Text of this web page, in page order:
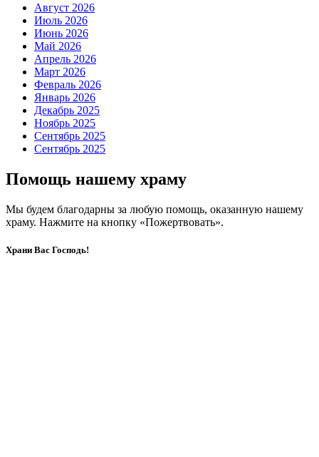
Август 2026
Июль 2026
Июнь 2026
Май 2026
Апрель 2026
Март 2026
Февраль 2026
Январь 2026
Декабрь 2025
Ноябрь 2025
Сентябрь 2025
Сентябрь 2025
Помощь нашему храму
Мы будем благодарны за любую помощь, оказанную нашему
храму. Нажмите на кнопку «Пожертвовать».
Храни Вас Господь!